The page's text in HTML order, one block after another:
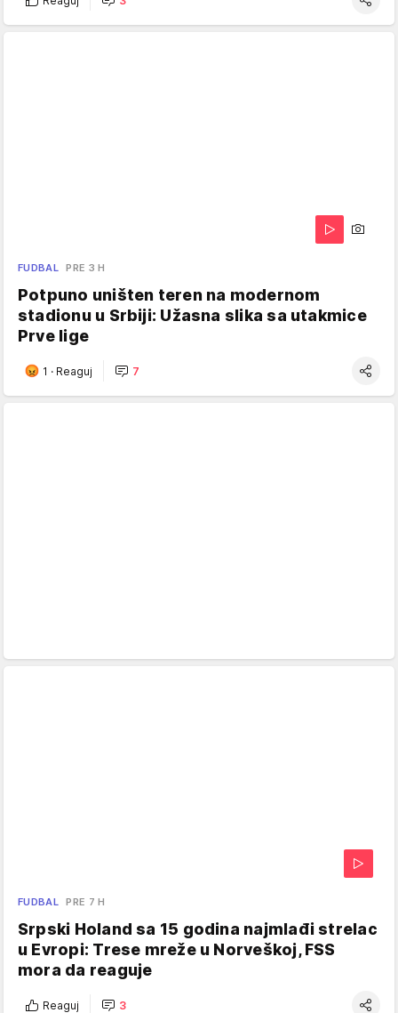
FUDBAL PRE 3 H
Potpuno uništen teren na modernom
stadionu u Srbiji: Užasna slika sa utakmice
Prve lige
1 · Reaguj 7
FUDBAL PRE 7 H
Srpski Holand sa 15 godina najmlađi strelac
u Evropi: Trese mreže u Norveškoj, FSS
mora da reaguje
Reaguj 3